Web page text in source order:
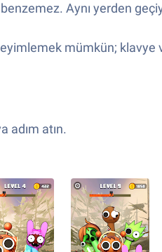
Aynı yerden
mümkün;
adım atın.